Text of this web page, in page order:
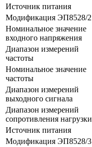
Источник питания
Модификация ЭП8528/2
Номинальное значение
входного напряжения
Диапазон измерений
частоты
Номинальное значение
частоты
Диапазон измерений
выходного сигнала
Диапазон измерений
сопротивления нагрузки
Источник питания
Модификация ЭП8528/3